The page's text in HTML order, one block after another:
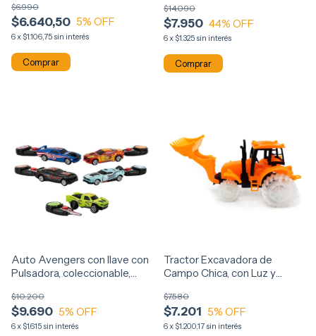
$6.640,50
$6.990
5% OFF
6x$1.106,75 sin interés
Comprar
$7.950
$14.090
44% OFF
6x$1.325 sin interés
Auto Avengers con llave con
Pulsadora, coleccionable,
$9.690
$10.200
5% OFF
6x$1.615 sin interés
Tractor Excavadora de
Campo Chica, con Luz y
$7.201
$7.580
5% OFF
6x$1.200,17 sin interés